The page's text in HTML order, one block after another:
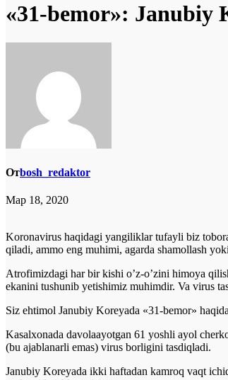
«31-bemor»: Janubiy
Отbosh_redaktor
Мар 18, 2020
Koronavirus haqidagi yangiliklar tufayli biz
qiladi, ammo eng muhimi, agarda shamollash
Atrofimizdagi har bir kishi o’z-o’zini himoya
ekanini tushunib yetishimiz muhimdir. Va virus
Siz ehtimol Janubiy Koreyada «31-bemor»
Kasalxonada davolaayotgan 61 yoshli ayol
(bu ajablanarli emas) virus borligini tasdiqladi.
Janubiy Koreyada ikki haftadan kamroq vaqt